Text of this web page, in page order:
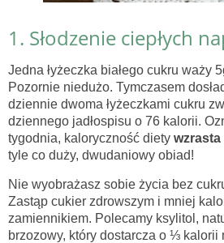
1. Słodzenie ciepłych
Jedna łyżeczka białego cukru waży
Pozornie niedużo. Tymczasem
dziennie dwoma łyżeczkami cukru
dziennego jadłospisu o 76 kalorii.
tygodnia, kaloryczność diety wzrasta
tyle co duży, dwudaniowy obiad!
Nie wyobrażasz sobie życia bez
Zastąp cukier zdrowszym i mniej
zamiennikiem. Polecamy ksylitol,
brzozowy, który dostarcza o ⅓ kalorii